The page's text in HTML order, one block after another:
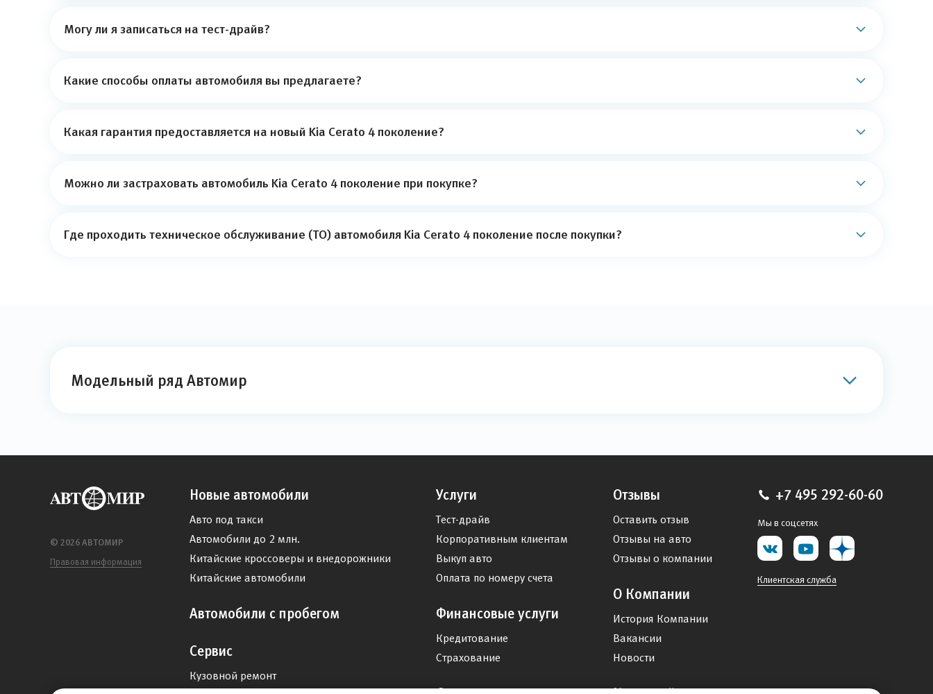
Могу ли я записаться на тест-драйв?
Какие способы оплаты автомобиля вы предлагаете?
Какая гарантия предоставляется на новый Kia Cerato 4 поколение?
Можно ли застраховать автомобиль Kia Cerato 4 поколение при покупке?
Где проходить техническое обслуживание (ТО) автомобиля Kia Cerato 4 поколение после покупки?
Модельный ряд Автомир
© 2026 АВТОМИР
Правовая информация
Новые автомобили
Авто под такси
Автомобили до 2 млн.
Китайские кроссоверы и внедорожники
Китайские автомобили
Автомобили с пробегом
Сервис
Кузовной ремонт
Услуги
Тест-драйв
Корпоративным клиентам
Выкуп авто
Оплата по номеру счета
Финансовые услуги
Кредитование
Страхование
Отзывы
Оставить отзыв
Отзывы на авто
Отзывы о компании
О Компании
История Компании
Вакансии
Новости
+7 495 292-60-60
Мы в соцсетях
Клиентская служба